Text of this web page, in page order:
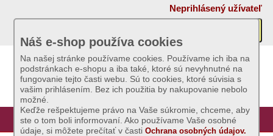
Neprihlásený užívateľ
Úvod Hlavná stránka Prihlásenie Registrácia
Náš e-shop používa cookies
Na našej stránke používame cookies. Používame ich iba na
podstránkach e-shopu a iba také, ktoré sú nevyhnutné na
fungovanie tejto časti webu. Sú to cookies, ktoré súvisia s
vašim prihlásením. Bez ich použitia by nakupovanie nebolo
možné.
Keďže rešpektujeme právo na Vaše súkromie, chceme, aby
ste o tom boli informovaní. Ako používame Vaše osobné
údaje, si môžete prečítať v častiOchrana osobných údajov.
Akcie
Sviečky
Umelé
kvety